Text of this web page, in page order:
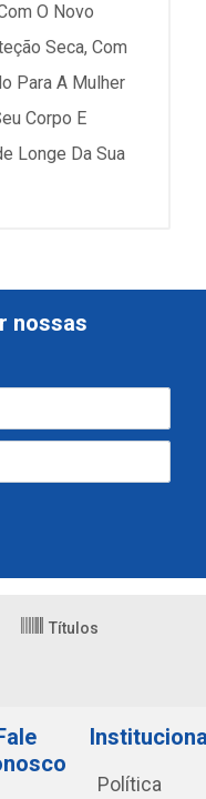
O Novo
Seca, Com
Para A Mulher
Corpo E
Longe Da Sua
nossas
Títulos
Política